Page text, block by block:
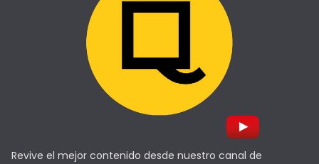
Revive el mejor contenido desde nuestro canal de